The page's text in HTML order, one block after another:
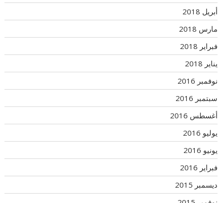
أبريل 2018
مارس 2018
فبراير 2018
يناير 2018
نوفمبر 2016
سبتمبر 2016
أغسطس 2016
يوليو 2016
يونيو 2016
فبراير 2016
ديسمبر 2015